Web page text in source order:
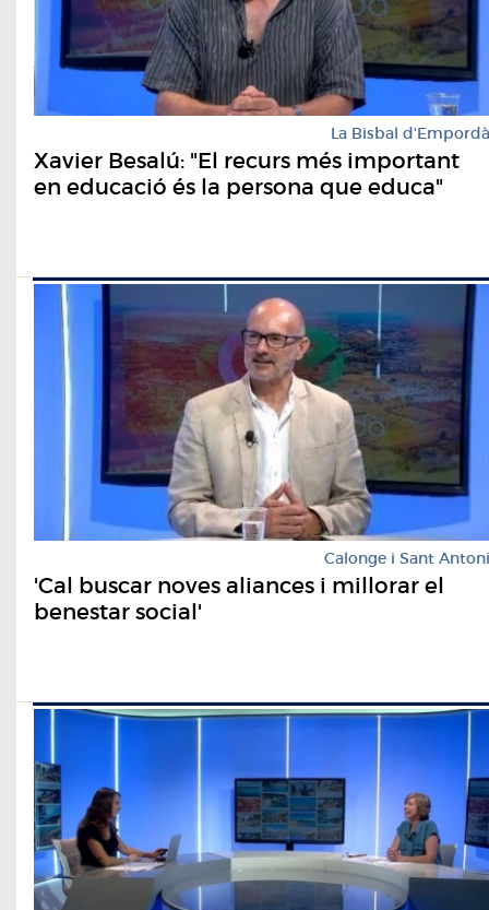
La Bisbal d'Empordà
Xavier Besalú: "El recurs més important
en educació és la persona que educa"
Calonge i Sant Antoni
'Cal buscar noves aliances i millorar el
benestar social'